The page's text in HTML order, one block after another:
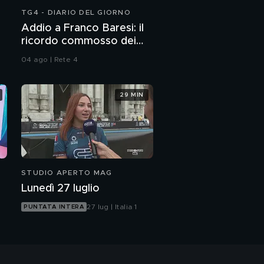
TG4 - DIARIO DEL GIORNO
Addio a Franco Baresi: il
ricordo commosso dei
04 ago | Rete 4
STUDIO APERTO MAG
Lunedì 27 luglio
PUNTATA INTERA 27 lug | Italia 1
29 MIN